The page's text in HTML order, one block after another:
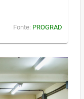
Fonte: PROGRAD